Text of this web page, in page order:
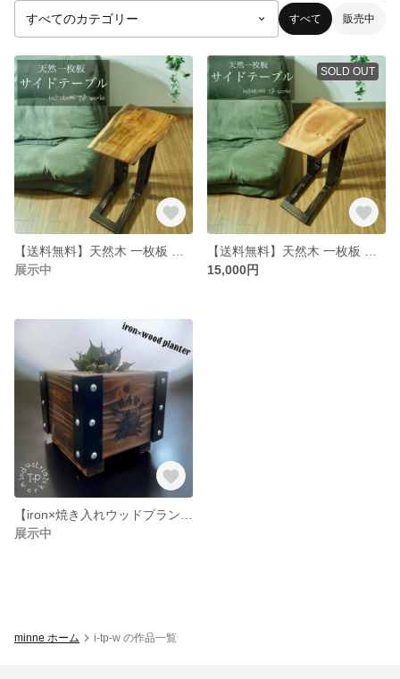
すべて 販売中
展示中
SOLD OUT
15,000円
展示中
minne ホーム i-tp-w の作品一覧